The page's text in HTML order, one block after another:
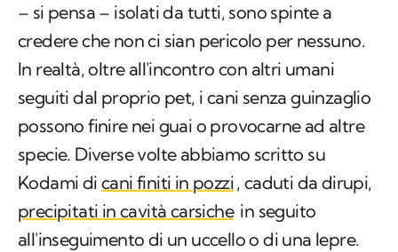
– si pensa – isolati da tutti, sono spinte a
credere che non ci sian pericolo per nessuno.
In realtà, oltre all'incontro con altri umani
seguiti dal proprio pet, i cani senza guinzaglio
possono finire nei guai o provocarne ad altre
specie. Diverse volte abbiamo scritto su
Kodami dicani finiti in pozzi, caduti da dirupi,
precipitati in cavità carsiche in seguito
all'inseguimento di un uccello o di una lepre.